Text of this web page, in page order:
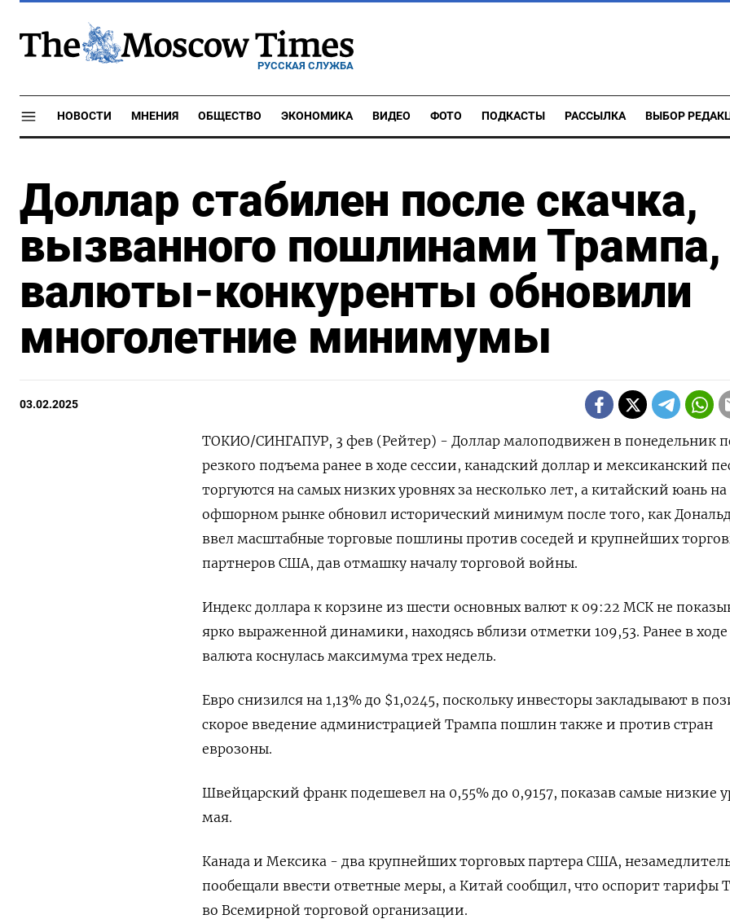
РУССКАЯ СЛУЖБА
НОВОСТИ МНЕНИЯ ОБЩЕСТВО ЭКОНОМИКА ВИДЕО ФОТО ПОДКАСТЫ РАССЫЛКА ВЫБОР
Доллар стабилен после скачка,
вызванного пошлинами Трампа,
валюты-конкуренты обновили
многолетние минимумы
03.02.2025
ТОКИО/СИНГАПУР, 3 фев (Рейтер) - Доллар малоподвижен в понедельник
резкого подъема ранее в ходе сессии, канадский доллар и мексиканский
торгуются на самых низких уровнях за несколько лет, а китайский юань на
офшорном рынке обновил исторический минимум после того, как
ввел масштабные торговые пошлины против соседей и крупнейших
партнеров США, дав отмашку началу торговой войны.
Индекс доллара к корзине из шести основных валют к 09:22 МСК не
ярко выраженной динамики, находясь вблизи отметки 109,53​. Ранее в ходе
валюта коснулась максимума трех недель.
Евро снизился на 1,13% до $1,0245​, поскольку инвесторы закладывают в
скорое введение администрацией Трампа пошлин также и против стран
еврозоны.
Швейцарский франк подешевел на 0,55% до 0,9157​, показав самые низкие
мая.
Канада и Мексика - два крупнейших торговых партера США,
пообещали ввести ответные меры, а Китай сообщил, что оспорит тарифы
во Всемирной торговой организации.